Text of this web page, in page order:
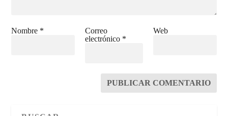
Nombre *
Correo
electrónico *
Web